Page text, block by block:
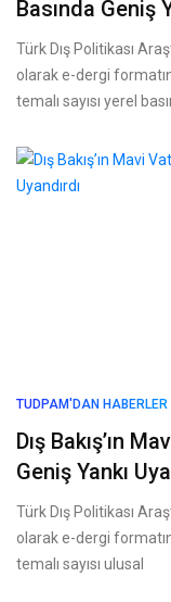
Basında Geniş
Türk Dış Politikası
olarak e-dergi
temalı sayısı yerel
TUDPAM'DAN HABERLER
Dış Bakış’ın
Geniş Yankı
Türk Dış Politikası
olarak e-dergi
temalı sayısı ulusal